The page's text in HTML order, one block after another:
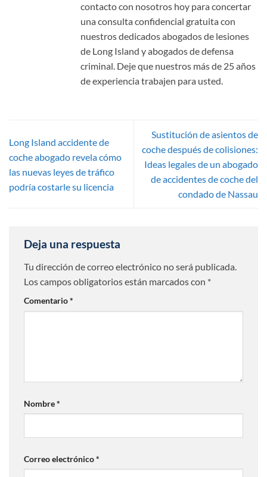
contacto con nosotros hoy para concertar
una consulta confidencial gratuita con
nuestros dedicados abogados de lesiones
de Long Island y abogados de defensa
criminal. Deje que nuestros más de 25 años
de experiencia trabajen para usted.
Long Island accidente de
coche abogado revela cómo
las nuevas leyes de tráfico
podría costarle su licencia
Sustitución de asientos de
coche después de colisiones:
Ideas legales de un abogado
de accidentes de coche del
condado de Nassau
Deja una respuesta
Tu dirección de correo electrónico no será publicada.
Los campos obligatorios están marcados con *
Comentario*
Nombre*
Correo electrónico*